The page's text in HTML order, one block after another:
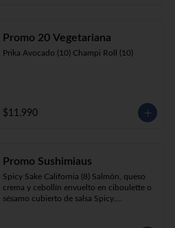
Promo 20 Vegetariana
Prika Avocado (10) Champi Roll (10)
$11.990
Promo Sushimiaus
Spicy Sake California (8) Salmón, queso
crema y cebollín envuelto en ciboulette o
sésamo cubierto de salsa Spicy.